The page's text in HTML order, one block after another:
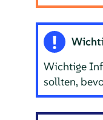
Wichtige
sollten,